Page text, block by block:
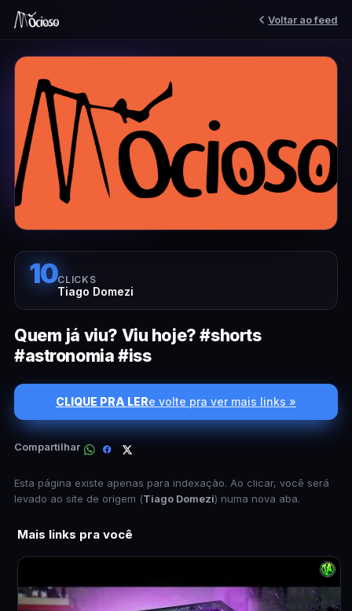
Voltar ao feed
10CLICKS
Tiago Domezi
Quem já viu? Viu hoje? #shorts
#astronomia #iss
CLIQUE PRA LERe volte pra ver mais links »
Compartilhar
Esta página existe apenas para indexação. Ao clicar, você será
levado ao site de origem (Tiago Domezi) numa nova aba.
Mais links pra você